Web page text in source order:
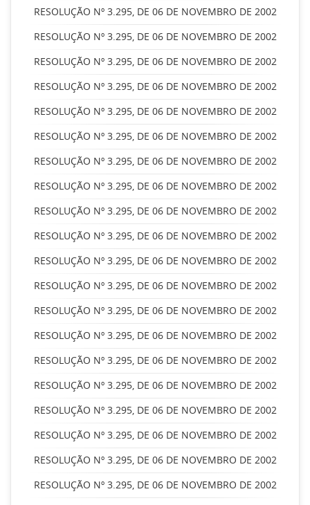
RESOLUÇÃO Nº 3.295, DE 06 DE NOVEMBRO DE 2002
RESOLUÇÃO Nº 3.295, DE 06 DE NOVEMBRO DE 2002
RESOLUÇÃO Nº 3.295, DE 06 DE NOVEMBRO DE 2002
RESOLUÇÃO Nº 3.295, DE 06 DE NOVEMBRO DE 2002
RESOLUÇÃO Nº 3.295, DE 06 DE NOVEMBRO DE 2002
RESOLUÇÃO Nº 3.295, DE 06 DE NOVEMBRO DE 2002
RESOLUÇÃO Nº 3.295, DE 06 DE NOVEMBRO DE 2002
RESOLUÇÃO Nº 3.295, DE 06 DE NOVEMBRO DE 2002
RESOLUÇÃO Nº 3.295, DE 06 DE NOVEMBRO DE 2002
RESOLUÇÃO Nº 3.295, DE 06 DE NOVEMBRO DE 2002
RESOLUÇÃO Nº 3.295, DE 06 DE NOVEMBRO DE 2002
RESOLUÇÃO Nº 3.295, DE 06 DE NOVEMBRO DE 2002
RESOLUÇÃO Nº 3.295, DE 06 DE NOVEMBRO DE 2002
RESOLUÇÃO Nº 3.295, DE 06 DE NOVEMBRO DE 2002
RESOLUÇÃO Nº 3.295, DE 06 DE NOVEMBRO DE 2002
RESOLUÇÃO Nº 3.295, DE 06 DE NOVEMBRO DE 2002
RESOLUÇÃO Nº 3.295, DE 06 DE NOVEMBRO DE 2002
RESOLUÇÃO Nº 3.295, DE 06 DE NOVEMBRO DE 2002
RESOLUÇÃO Nº 3.295, DE 06 DE NOVEMBRO DE 2002
RESOLUÇÃO Nº 3.295, DE 06 DE NOVEMBRO DE 2002